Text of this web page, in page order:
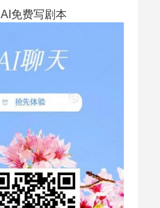
AI免费写剧本